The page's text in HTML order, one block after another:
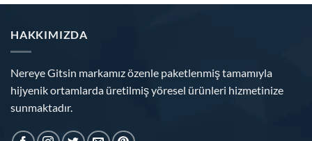
HAKKIMIZDA
Nereye Gitsin markamız özenle paketlenmiş tamamıyla
hijyenik ortamlarda üretilmiş yöresel ürünleri hizmetinize
sunmaktadır.